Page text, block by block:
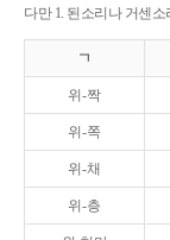
다만 1. 된소리나 거센
ㄱ
위-짝
위-쪽
위-채
위-층